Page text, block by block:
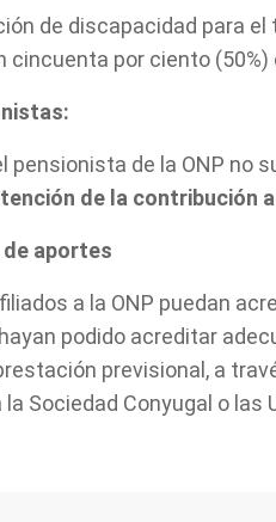
de discapacidad para
por ciento
pensionista de la ONP no
de la contribución a
aportes
a la ONP puedan
podido acreditar
previsional, a
Sociedad Conyugal o las